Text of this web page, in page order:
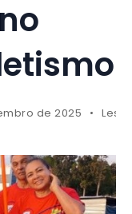
de 2025 Less